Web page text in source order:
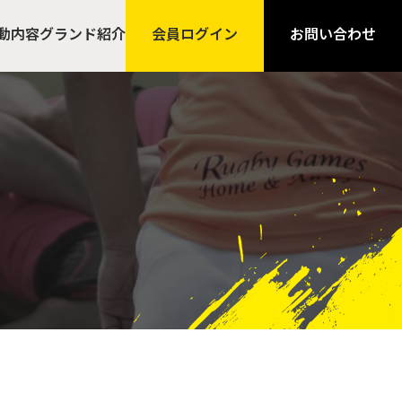
内容グランド紹介 会員ログイン お問い合わせ